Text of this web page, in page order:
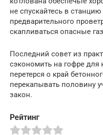
не спускайтесь в станцию
предварительного
скапливаться опасные
Последний совет из
сэкономить на гофре для
перетерся о край
перекапывать половину
закон.
Рейтинг